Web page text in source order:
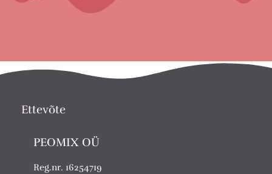
Ettevõte
PEOMIX OÜ
Reg.nr. 16254719